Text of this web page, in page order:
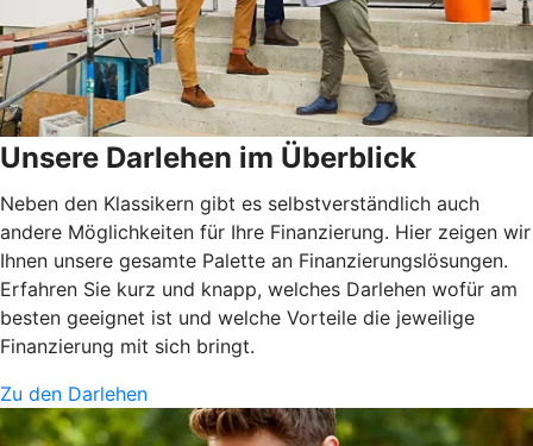
Unsere Darlehen im Überblick
Neben den Klassikern gibt es selbstverständlich auch
andere Möglichkeiten für Ihre Finanzierung. Hier zeigen wir
Ihnen unsere gesamte Palette an Finanzierungslösungen.
Erfahren Sie kurz und knapp, welches Darlehen wofür am
besten geeignet ist und welche Vorteile die jeweilige
Finanzierung mit sich bringt.
Zu den Darlehen